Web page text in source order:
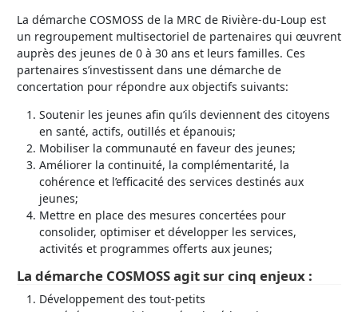
La démarche COSMOSS de la MRC de Rivière-du-Loup est
un regroupement multisectoriel de partenaires qui œuvrent
auprès des jeunes de 0 à 30 ans et leurs familles. Ces
partenaires s’investissent dans une démarche de
concertation pour répondre aux objectifs suivants:
Soutenir les jeunes afin qu’ils deviennent des citoyens
en santé, actifs, outillés et épanouis;
Mobiliser la communauté en faveur des jeunes;
Améliorer la continuité, la complémentarité, la
cohérence et l’efficacité des services destinés aux
jeunes;
Mettre en place des mesures concertées pour
consolider, optimiser et développer les services,
activités et programmes offerts aux jeunes;
La démarche COSMOSS agit sur cinq enjeux :
Développement des tout-petits